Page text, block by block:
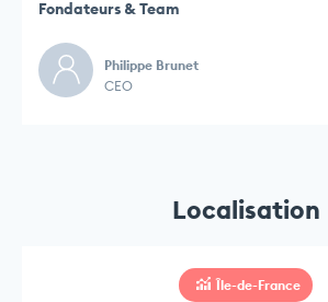
Fondateurs & Team
Philippe Brunet
CEO
Localisation
Île-de-France